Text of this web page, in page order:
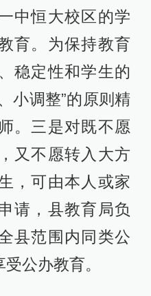
中恒大校区的学
育。为保持教育
稳定性和学生的
小调整”的原则精
。三是对既不愿
又不愿转入大方
，可由本人或家
请，县教育局负
县范围内同类公
公办教育。